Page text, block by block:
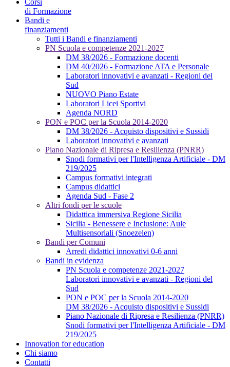
di Formazione
Bandi e
finanziamenti
Tutti i Bandi e finanziamenti
PN Scuola e competenze 2021-2027
DM 38/2026 - Formazione docenti
DM 40/2026 - Formazione ATA e Personale
Laboratori innovativi e avanzati - Regioni del
Sud
NUOVO Piano Estate
Laboratori Licei Sportivi
Agenda NORD
PON e POC per la Scuola 2014-2020
DM 38/2026 - Acquisto dispositivi e Sussidi
Laboratori innovativi e avanzati
Piano Nazionale di Ripresa e Resilienza (PNRR)
Snodi formativi per l'Intelligenza Artificiale - DM
219/2025
Campus formativi integrati
Campus didattici
Agenda Sud - Fase 2
Altri fondi per le scuole
Didattica immersiva Regione Sicilia
Sicilia - Benessere e Inclusione: Aule
Multisensoriali (Snoezelen)
Bandi per Comuni
Arredi didattici innovativi 0-6 anni
Bandi in evidenza
PN Scuola e competenze 2021-2027
Laboratori innovativi e avanzati - Regioni del
Sud
PON e POC per la Scuola 2014-2020
DM 38/2026 - Acquisto dispositivi e Sussidi
Piano Nazionale di Ripresa e Resilienza (PNRR)
Snodi formativi per l'Intelligenza Artificiale - DM
219/2025
Innovation for education
Chi siamo
Contatti